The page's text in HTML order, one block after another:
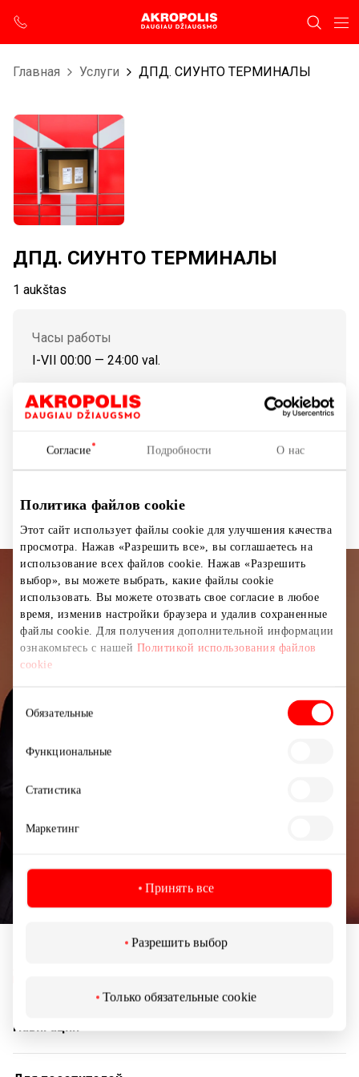
Согласие Подробности О нас
Политика файлов cookie
Этот сайт использует файлы cookie для улучшения качества
просмотра. Нажав «Разрешить все», вы соглашаетесь на
использование всех файлов cookie. Нажав «Разрешить
выбор», вы можете выбрать, какие файлы cookie
использовать. Вы можете отозвать свое согласие в любое
время, изменив настройки браузера и удалив сохраненные
файлы cookie. Для получения дополнительной информации
ознакомьтесь с нашей Политикой использования файлов
cookie
согласия
Обязательные
Функциональные
Статистика
Маркетинг
Принять все
Разрешить выбор
Только обязательные cookie
Главная Услуги ДПД. СИУНТО ТЕРМИНАЛЫ
ДПД. СИУНТО ТЕРМИНАЛЫ
1 aukštas
Часы работы
I-VII 00:00 — 24:00 val.
Показать на карте
Подписывайтесь на рассылку
новостей
Узнайте первыми о лучших предложениях,
мероприятиях и самой свежей информации от
что вам исполнилось 13 лет.
Навигация
Магазины